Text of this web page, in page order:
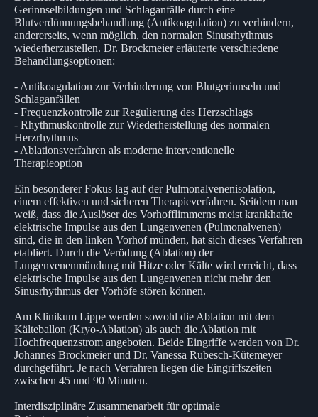
Gerinnselbildungen und Schlaganfälle durch eine
Blutverdünnungsbehandlung (Antikoagulation) zu verhindern,
andererseits, wenn möglich, den normalen Sinusrhythmus
wiederherzustellen. Dr. Brockmeier erläuterte verschiedene
Behandlungsoptionen:
- Antikoagulation zur Verhinderung von Blutgerinnseln und
Schlaganfällen
- Frequenzkontrolle zur Regulierung des Herzschlags
- Rhythmuskontrolle zur Wiederherstellung des normalen
Herzrhythmus
- Ablationsverfahren als moderne interventionelle
Therapieoption
Ein besonderer Fokus lag auf der Pulmonalvenenisolation,
einem effektiven und sicheren Therapieverfahren. Seitdem man
weiß, dass die Auslöser des Vorhofflimmerns meist krankhafte
elektrische Impulse aus den Lungenvenen (Pulmonalvenen)
sind, die in den linken Vorhof münden, hat sich dieses Verfahren
etabliert. Durch die Verödung (Ablation) der
Lungenvenenmündung mit Hitze oder Kälte wird erreicht, dass
elektrische Impulse aus den Lungenvenen nicht mehr den
Sinusrhythmus der Vorhöfe stören können.
Am Klinikum Lippe werden sowohl die Ablation mit dem
Kälteballon (Kryo-Ablation) als auch die Ablation mit
Hochfrequenzstrom angeboten. Beide Eingriffe werden von Dr.
Johannes Brockmeier und Dr. Vanessa Rubesch-Kütemeyer
durchgeführt. Je nach Verfahren liegen die Eingriffszeiten
zwischen 45 und 90 Minuten.
Interdisziplinäre Zusammenarbeit für optimale